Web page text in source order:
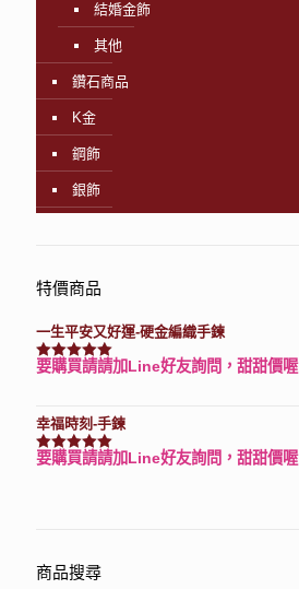
結婚金飾
其他
鑽石商品
K金
鋼飾
銀飾
特價商品
一生平安又好運-硬金編織手鍊
評分7740滿分 5
要購買請請加Line好友詢問，甜甜價喔
幸福時刻-手鍊
評分3150滿分 5
要購買請請加Line好友詢問，甜甜價喔
商品搜尋